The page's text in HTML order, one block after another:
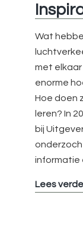
Wat
met
enorme
Hoe doen
leren? In
bij
informatie
Lees